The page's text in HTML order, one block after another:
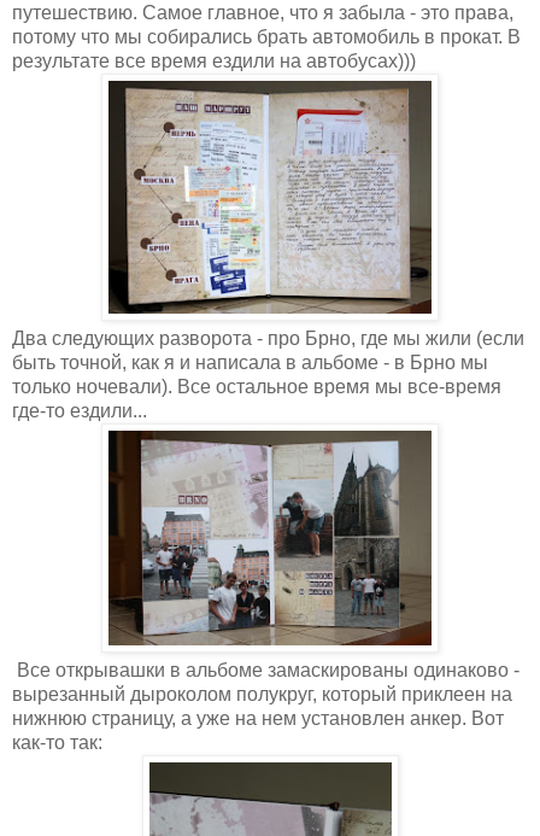
путешествию. Самое главное, что я забыла - это права,
потому что мы собирались брать автомобиль в прокат. В
результате все время ездили на автобусах)))
Два следующих разворота - про Брно, где мы жили (если
быть точной, как я и написала в альбоме - в Брно мы
только ночевали). Все остальное время мы все-время
где-то ездили...
Все открывашки в альбоме замаскированы одинаково -
вырезанный дыроколом полукруг, который приклеен на
нижнюю страницу, а уже на нем установлен анкер. Вот
как-то так: